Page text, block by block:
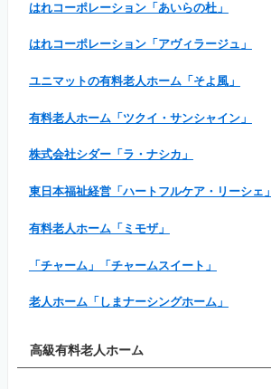
はれコーポレーション「あいらの杜」
はれコーポレーション「アヴィラージュ」
ユニマットの有料老人ホーム「そよ風」
有料老人ホーム「ツクイ・サンシャイン」
株式会社シダー「ラ・ナシカ」
東日本福祉経営「ハートフルケア・リーシェ」
有料老人ホーム「ミモザ」
「チャーム」「チャームスイート」
老人ホーム「しまナーシングホーム」
高級有料老人ホーム